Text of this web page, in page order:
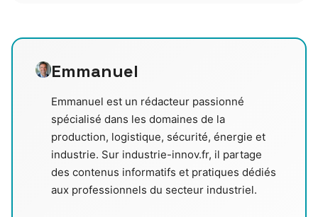
Emmanuel
Emmanuel est un rédacteur passionné
spécialisé dans les domaines de la
production, logistique, sécurité, énergie et
industrie. Sur industrie-innov.fr, il partage
des contenus informatifs et pratiques dédiés
aux professionnels du secteur industriel.